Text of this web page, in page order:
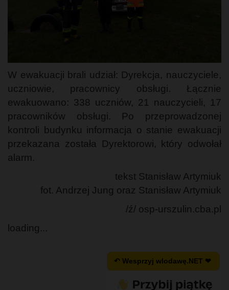
W ewakuacji brali udział: Dyrekcja, nauczyciele,
uczniowie, pracownicy obsługi. Łącznie
ewakuowano: 338 uczniów, 21 nauczycieli, 17
pracowników obsługi. Po przeprowadzonej
kontroli budynku informacja o stanie ewakuacji
przekazana została Dyrektorowi, który odwołał
alarm.
tekst Stanisław Artymiuk
fot. Andrzej Jung oraz Stanisław Artymiuk
/ź/ osp-urszulin.cba.pl
loading...
↶ Wesprzyj wlodawę.NET ❤